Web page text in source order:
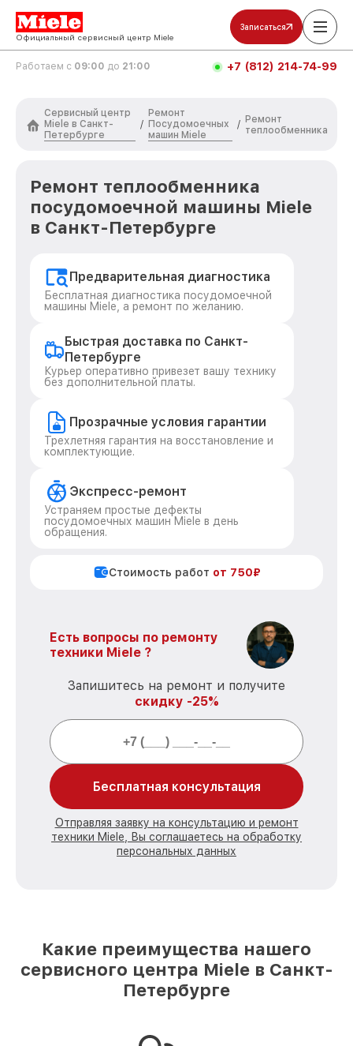
Официальный сервисный центр Miele
Записаться
Работаем с 09:00 до 21:00 +7 (812) 214-74-99
Сервисный центр
Miele в Санкт-
Петербурге
/
Ремонт
Посудомоечных
машин Miele
/ Ремонт
теплообменника
Ремонт теплообменника
посудомоечной машины Miele
в Санкт-Петербурге
Предварительная диагностика
Бесплатная диагностика посудомоечной
машины Miele, а ремонт по желанию.
Быстрая доставка по Санкт-
Петербурге
Курьер оперативно привезет вашу технику
без дополнительной платы.
Прозрачные условия гарантии
Трехлетняя гарантия на восстановление и
комплектующие.
Экспресс-ремонт
Устраняем простые дефекты
посудомоечных машин Miele в день
обращения.
Стоимость работ от 750₽
Есть вопросы по ремонту
техники Miele ?
Запишитесь на ремонт и получите
скидку -25%
Бесплатная консультация
Отправляя заявку на консультацию и ремонт
техники Miele, Вы соглашаетесь на обработку
персональных данных
Какие преимущества нашего
сервисного центра Miele в Санкт-
Петербурге